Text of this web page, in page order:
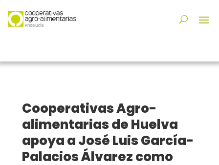
Cooperativas Agro-
alimentarias de Huelva
apoya a José Luis García-
Palacios Álvarez como